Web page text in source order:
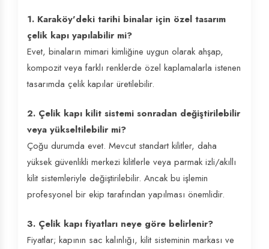
1. Karaköy'deki tarihi binalar için özel tasarım
çelik kapı yapılabilir mi?
Evet, binaların mimari kimliğine uygun olarak ahşap,
kompozit veya farklı renklerde özel kaplamalarla istenen
tasarımda çelik kapılar üretilebilir.
2. Çelik kapı kilit sistemi sonradan değiştirilebilir
veya yükseltilebilir mi?
Çoğu durumda evet. Mevcut standart kilitler, daha
yüksek güvenlikli merkezi kilitlerle veya parmak izli/akıllı
kilit sistemleriyle değiştirilebilir. Ancak bu işlemin
profesyonel bir ekip tarafından yapılması önemlidir.
3. Çelik kapı fiyatları neye göre belirlenir?
Fiyatlar; kapının sac kalınlığı, kilit sisteminin markası ve